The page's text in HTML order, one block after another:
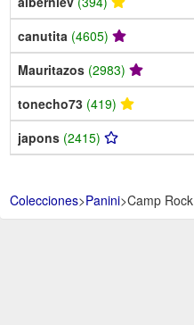
canutita (4605)
Mauritazos (2983)
tonecho73 (419)
japons (2415)
Colecciones>Panini>Camp Rock